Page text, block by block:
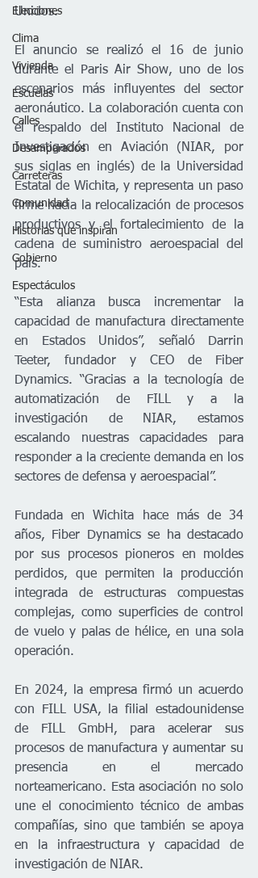
Elecciones
Clima
Vivienda
Escuelas
Calles
Desamparados
Carreteras
Comunidad
Historias que inspiran
Gobierno
Espectáculos
Unidos.
El anuncio se realizó el 16 de junio
durante el Paris Air Show, uno de los
escenarios más influyentes del sector
aeronáutico. La colaboración cuenta con
el respaldo del Instituto Nacional de
Investigación en Aviación (NIAR, por
sus siglas en inglés) de la Universidad
Estatal de Wichita, y representa un paso
firme hacia la relocalización de procesos
productivos y el fortalecimiento de la
cadena de suministro aeroespacial del
país.
“Esta alianza busca incrementar la
capacidad de manufactura directamente
en Estados Unidos”, señaló Darrin
Teeter, fundador y CEO de Fiber
Dynamics. “Gracias a la tecnología de
automatización de FILL y a la
investigación de NIAR, estamos
escalando nuestras capacidades para
responder a la creciente demanda en los
sectores de defensa y aeroespacial”.
Fundada en Wichita hace más de 34
años, Fiber Dynamics se ha destacado
por sus procesos pioneros en moldes
perdidos, que permiten la producción
integrada de estructuras compuestas
complejas, como superficies de control
de vuelo y palas de hélice, en una sola
operación.
En 2024, la empresa firmó un acuerdo
con FILL USA, la filial estadounidense
de FILL GmbH, para acelerar sus
procesos de manufactura y aumentar su
presencia en el mercado
norteamericano. Esta asociación no solo
une el conocimiento técnico de ambas
compañías, sino que también se apoya
en la infraestructura y capacidad de
investigación de NIAR.